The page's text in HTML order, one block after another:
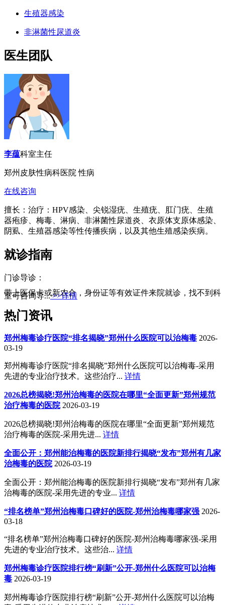
生殖器感染
非淋菌性尿道炎
医生团队
李蕴科室主任
郑州皮肤性病科医院 性病
在线咨询
擅长：治疗：HPV感染、尖锐湿疣、生殖疣、肛门疣、生殖
器疱疹、梅毒、淋病、非淋菌性尿道炎、衣原体支原体感染、
阴虱、生殖器感染等性传播疾病，以及其他生殖感染疾病。
就诊指南
门诊导诊：
带上医保卡或新农合，身份证等有效证件来院就诊，找不到科
室可咨询导...>>详情
热门资讯
郑州梅毒诊疗医院“排名揭晓”郑州什么医院可以治梅毒 2026-
03-19
郑州梅毒诊疗医院“排名揭晓”郑州什么医院可以治梅毒-采用
先进的专业治疗技术。这些治疗... 详情
2026总榜揭晓!郑州治梅毒的医院在哪里“全面更新”郑州规范
治疗梅毒的医院 2026-03-19
2026总榜揭晓!郑州治梅毒的医院在哪里“全面更新”郑州规范
治疗梅毒的医院-采用先进... 详情
全面公开：郑州能治梅毒的医院新排行揭晓“发布”郑州有几家
治梅毒的医院 2026-03-19
全面公开：郑州能治梅毒的医院新排行揭晓“发布”郑州有几家
治梅毒的医院-采用先进的专业... 详情
“排名榜单”郑州治梅毒口碑好的医院-郑州治梅毒哪家强 2026-
03-18
“排名榜单”郑州治梅毒口碑好的医院-郑州治梅毒哪家强-采用
先进的专业治疗技术。这些治... 详情
郑州梅毒诊疗医院排行榜“刷新”公开-郑州什么医院可以治梅
毒 2026-03-19
郑州梅毒诊疗医院排行榜“刷新”公开-郑州什么医院可以治梅